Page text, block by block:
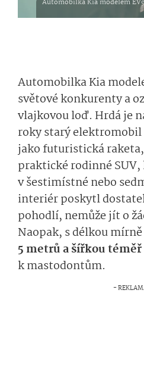
Automobilka Kia
světové konkurenty a
vlajkovou loď. Hrdá je
roky starý elektromobil
jako futuristická
praktické rodinné
v šestimístné nebo
interiér poskytl
pohodlí, nemůže jít o
Naopak, s délkou
5 metrů a šířkou
k mastodontům.